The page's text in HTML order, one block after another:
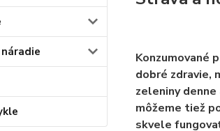
Konzumované
dobré zdravie,
zeleniny
môžeme tiež
skvele